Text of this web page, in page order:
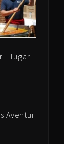
– lugar
Aventur